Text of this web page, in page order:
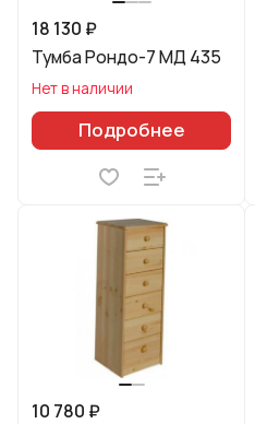
18 130 ₽
Тумба Рондо-7 МД 435
Нет в наличии
Подробнее
10 780 ₽